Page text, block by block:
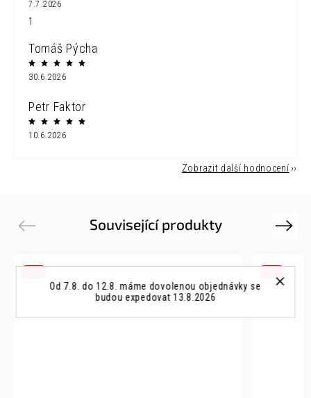
Od 7.8. do 12.8. máme dovolenou objednávky se
budou expedovat 13.8.2026
7.7.2026
1
Tomáš Pýcha
30.6.2026
Petr Faktor
10.6.2026
Zobrazit další hodnocení
Související produkty
Previous Next